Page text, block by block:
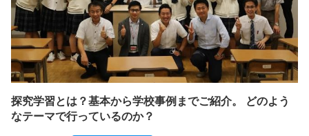
探究学習とは？基本から学校事例までご紹介。 どのよう
なテーマで行っているのか？